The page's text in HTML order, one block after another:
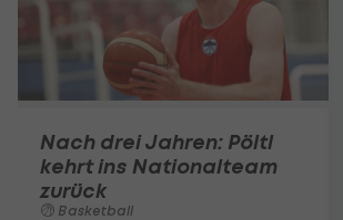
Nach drei Jahren: Pöltl
kehrt ins Nationalteam
zurück
Basketball